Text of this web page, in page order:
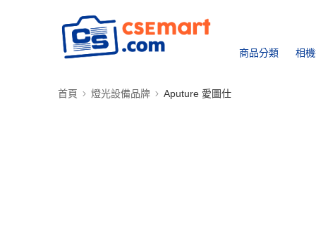
商品分類 相
首頁 燈光設備品牌 Aputure 愛圖仕